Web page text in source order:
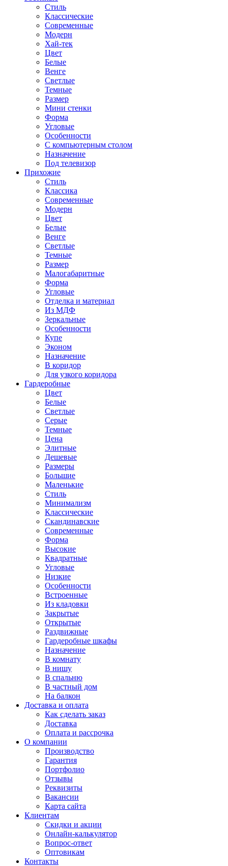
Стиль
Классические
Современные
Модерн
Хай-тек
Цвет
Белые
Венге
Светлые
Темные
Размер
Мини стенки
Форма
Угловые
Особенности
С компьютерным столом
Назначение
Под телевизор
Прихожие
Стиль
Классика
Современные
Модерн
Цвет
Белые
Венге
Светлые
Темные
Размер
Малогабаритные
Форма
Угловые
Отделка и материал
Из МДФ
Зеркальные
Особенности
Купе
Эконом
Назначение
В коридор
Для узкого коридора
Гардеробные
Цвет
Белые
Светлые
Серые
Темные
Цена
Элитные
Дешевые
Размеры
Большие
Маленькие
Стиль
Минимализм
Классические
Скандинавские
Современные
Форма
Высокие
Квадратные
Угловые
Низкие
Особенности
Встроенные
Из кладовки
Закрытые
Открытые
Раздвижные
Гардеробные шкафы
Назначение
В комнату
В нишу
В спальню
В частный дом
На балкон
Доставка и оплата
Как сделать заказ
Доставка
Оплата и рассрочка
О компании
Производство
Гарантия
Портфолио
Отзывы
Реквизиты
Вакансии
Карта сайта
Клиентам
Скидки и акции
Онлайн-калькулятор
Вопрос-ответ
Оптовикам
Контакты